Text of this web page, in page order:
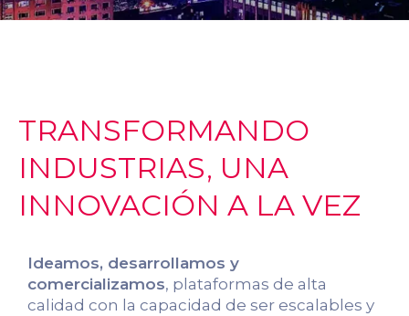
TRANSFORMANDO
INDUSTRIAS, UNA
INNOVACIÓN A LA VEZ
Ideamos, desarrollamos y
comercializamos, plataformas de alta
calidad con la capacidad de ser escalables y